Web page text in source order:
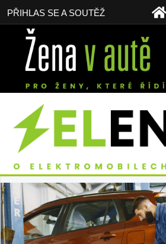
PŘIHLAS SE A SOUTĚŽ